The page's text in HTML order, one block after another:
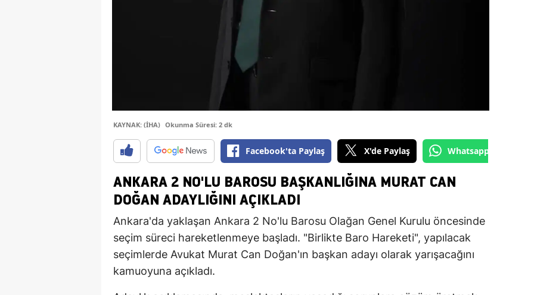
KAYNAK: (İHA) Okunma Süresi: 2 dk
Facebook'ta Paylaş X'de Paylaş Whatsapp'tan
ANKARA 2 NO'LU BAROSU BAŞKANLIĞINA MURAT CAN
DOĞAN ADAYLIĞINI AÇIKLADI
Ankara'da yaklaşan Ankara 2 No'lu Barosu Olağan Genel Kurulu öncesinde
seçim süreci hareketlenmeye başladı. "Birlikte Baro Hareketi", yapılacak
seçimlerde Avukat Murat Can Doğan'ın başkan adayı olarak yarışacağını
kamuoyuna açıkladı.